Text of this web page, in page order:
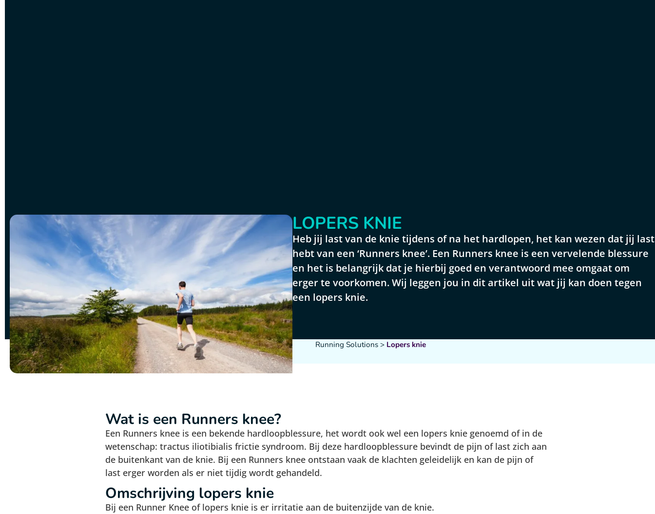
LOPERS KNIE
Heb jij last van de knie tijdens of na het hardlopen, het kan wezen dat jij last
hebt van een ‘Runners knee’. Een Runners knee is een vervelende blessure
en het is belangrijk dat je hierbij goed en verantwoord mee omgaat om
erger te voorkomen. Wij leggen jou in dit artikel uit wat jij kan doen tegen
een lopers knie.
Running Solutions > Lopers knie
Wat is een Runners knee?
Een Runners knee is een bekende hardloopblessure, het wordt ook wel een lopers knie genoemd of in de
wetenschap: tractus iliotibialis frictie syndroom. Bij deze hardloopblessure bevindt de pijn of last zich aan
de buitenkant van de knie. Bij een Runners knee ontstaan vaak de klachten geleidelijk en kan de pijn of
last erger worden als er niet tijdig wordt gehandeld.
Omschrijving lopers knie
Bij een Runner Knee of lopers knie is er irritatie aan de buitenzijde van de knie.